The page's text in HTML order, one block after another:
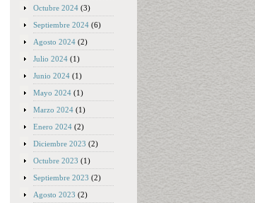
Octubre 2024 (3)
Septiembre 2024 (6)
Agosto 2024 (2)
Julio 2024 (1)
Junio 2024 (1)
Mayo 2024 (1)
Marzo 2024 (1)
Enero 2024 (2)
Diciembre 2023 (2)
Octubre 2023 (1)
Septiembre 2023 (2)
Agosto 2023 (2)